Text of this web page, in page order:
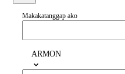
Makakatanggap ako
ARMON